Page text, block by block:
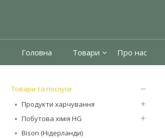
Головна Товари Про нас
Товари та послуги
Продукти харчування
Побутова хімія HG
Bison (Нідерланди)